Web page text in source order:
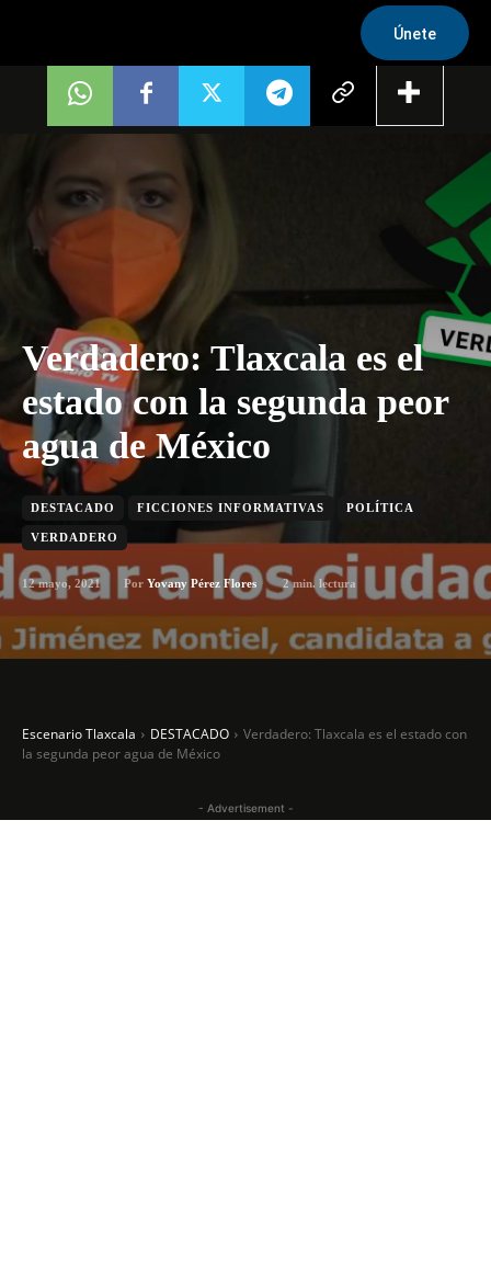
Únete
Verdadero: Tlaxcala es el
estado con la segunda peor
agua de México
DESTACADO FICCIONES INFORMATIVAS POLÍTICA
VERDADERO
12 mayo, 2021 Por Yovany Pérez Flores 2min. lectura
Escenario Tlaxcala DESTACADO
Verdadero: Tlaxcala es el estado con
la segunda peor agua de México
- Advertisement -